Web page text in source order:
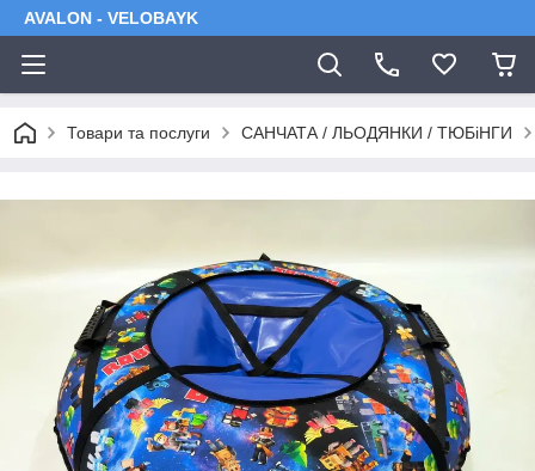
AVALON - VELOBAYK
Товари та послуги САНЧАТА / ЛЬОДЯНКИ / ТЮБіНГИ